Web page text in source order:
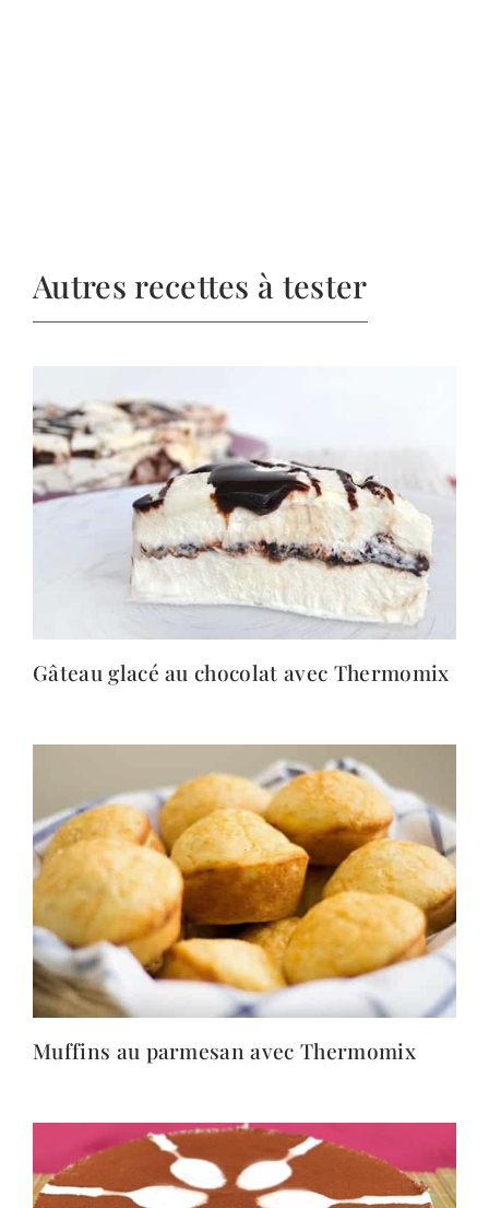
Autres recettes à tester
Gâteau glacé au chocolat avec Thermomix
Muffins au parmesan avec Thermomix